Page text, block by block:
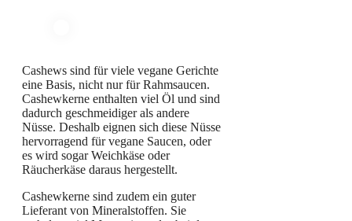
Cashews sind für viele vegane Gerichte
eine Basis, nicht nur für Rahmsaucen.
Cashewkerne enthalten viel Öl und sind
dadurch geschmeidiger als andere
Nüsse. Deshalb eignen sich diese Nüsse
hervorragend für vegane Saucen, oder
es wird sogar Weichkäse oder
Räucherkäse daraus hergestellt.
Cashewkerne sind zudem ein guter
Lieferant von Mineralstoffen. Sie